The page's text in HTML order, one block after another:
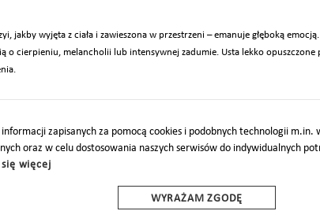
jakby wyjęta z ciała i zawieszona w przestrzeni – emanuje głęboką
o cierpieniu, melancholii lub intensywnej zadumie. Usta lekko opuszczone
postać, ale raczej wprowadzać widza w przestrzeń emocjonalną,
zapisanych za pomocą cookies i podobnych technologii m.in.
oraz w celu dostosowania naszych serwisów do indywidualnych
więcej
WYRAŻAM ZGODĘ
PROJEKTY UE DOTACJE